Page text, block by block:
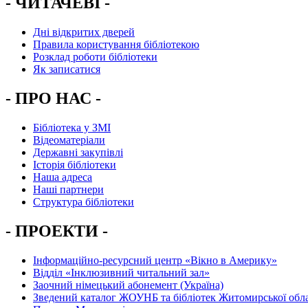
Дні відкритих дверей
Правила користування бібліотекою
Розклад роботи бібліотеки
Як записатися
- ПРО НАС -
Бібліотека у ЗМІ
Відеоматеріали
Державні закупівлі
Історія бібліотеки
Наша адреса
Наші партнери
Структура бібліотеки
- ПРОЕКТИ -
Інформаційно-ресурсний центр «Вікно в Америку»
Вiддiл «Інклюзивний читальний зал»
Заочний німецький абонемент (Україна)
Зведений каталог ЖОУНБ та бібліотек Житомирської